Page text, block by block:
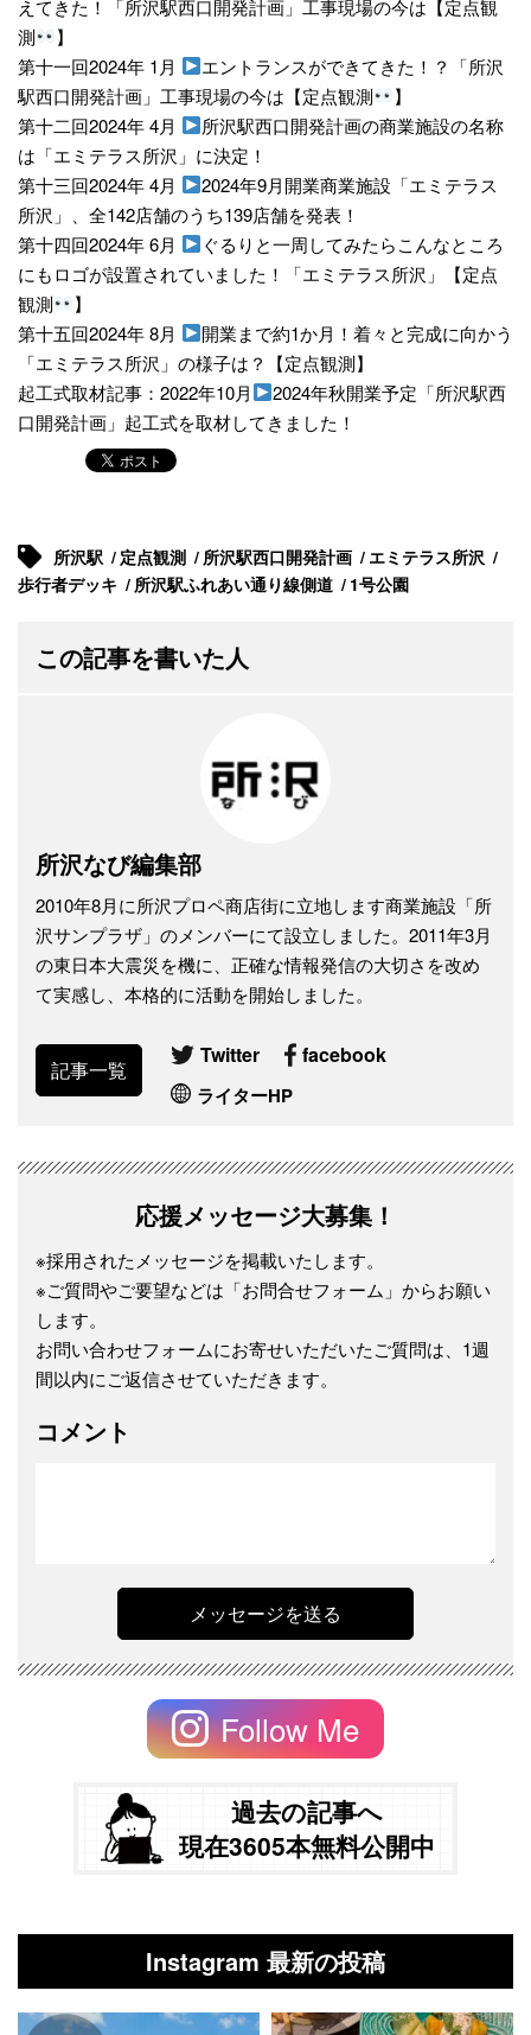
えてきた！「所沢駅西口開発計画」工事現場の今は【定点観
測
】
第十一回2024年 1月
エントランスができてきた！？「所沢
駅西口開発計画」工事現場の今は【定点観測
】
第十二回2024年 4月
所沢駅西口開発計画の商業施設の名称
は「エミテラス所沢」に決定！
第十三回2024年 4月
2024年9月開業商業施設「エミテラス
所沢」、全142店舗のうち139店舗を発表！
第十四回2024年 6月
ぐるりと一周してみたらこんなところ
にもロゴが設置されていました！「エミテラス所沢」【定点
観測
】
第十五回2024年 8月
開業まで約1か月！着々と完成に向かう
「エミテラス所沢」の様子は？【定点観測】
起工式取材記事：2022年10月
2024年秋開業予定「所沢駅西
口開発計画」起工式を取材してきました！
所沢駅 定点観測 所沢駅西口開発計画
エミテラス所沢
歩行者デッキ
所沢駅ふれあい通り線側道 1号公園
この記事を書いた人
所沢なび編集部
2010年8月に所沢プロペ商店街に立地します商業施設「所
沢サンプラザ」のメンバーにて設立しました。2011年3月
の東日本大震災を機に、正確な情報発信の大切さを改め
て実感し、本格的に活動を開始しました。
記事一覧
Twitter facebook
ライターHP
応援メッセージ大募集！
※採用されたメッセージを掲載いたします。
※ご質問やご要望などは「お問合せフォーム」からお願い
します。
お問い合わせフォームにお寄せいただいたご質問は、1週
間以内にご返信させていただきます。
コメント
Follow Me
過去の記事へ
現在3605本無料公開中
Instagram 最新の投稿